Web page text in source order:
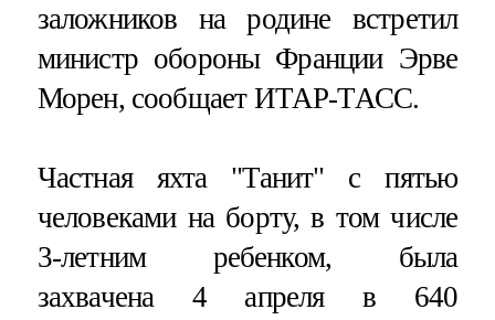
заложников на родине встретил
министр обороны Франции Эрве
Морен, сообщает ИТАР-ТАСС.
Частная яхта "Танит" с пятью
человеками на борту, в том числе
3-летним ребенком, была
захвачена 4 апреля в 640